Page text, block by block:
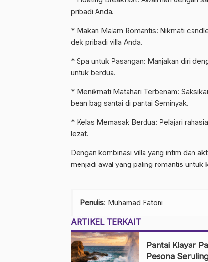
pribadi Anda.
* Makan Malam Romantis: Nikmati
dek pribadi villa Anda.
* Spa untuk Pasangan: Manjakan diri
untuk berdua.
* Menikmati Matahari Terbenam:
bean bag santai di pantai Seminyak.
* Kelas Memasak Berdua: Pelajari
lezat.
Dengan kombinasi villa yang intim dan
menjadi awal yang paling romantis untuk
Penulis: Muhamad Fatoni
ARTIKEL TERKAIT
Pantai Klayar
Pesona Seruling